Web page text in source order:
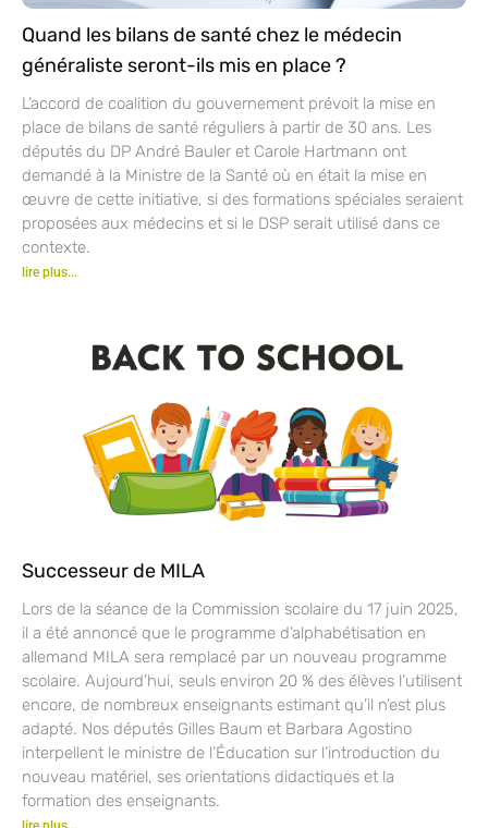
Quand les bilans de santé chez le médecin
généraliste seront-ils mis en place ?
L’accord de coalition du gouvernement prévoit la mise en
place de bilans de santé réguliers à partir de 30 ans. Les
députés du DP André Bauler et Carole Hartmann ont
demandé à la Ministre de la Santé où en était la mise en
œuvre de cette initiative, si des formations spéciales seraient
proposées aux médecins et si le DSP serait utilisé dans ce
contexte.
lire plus...
Successeur de MILA
Lors de la séance de la Commission scolaire du 17 juin 2025,
il a été annoncé que le programme d’alphabétisation en
allemand MILA sera remplacé par un nouveau programme
scolaire. Aujourd’hui, seuls environ 20 % des élèves l’utilisent
encore, de nombreux enseignants estimant qu’il n’est plus
adapté. Nos députés Gilles Baum et Barbara Agostino
interpellent le ministre de l’Éducation sur l’introduction du
nouveau matériel, ses orientations didactiques et la
formation des enseignants.